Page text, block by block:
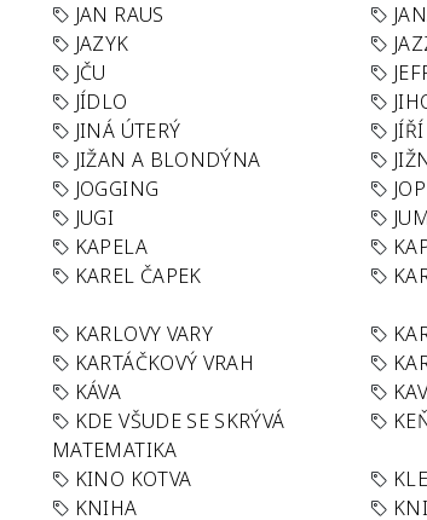
JAN RAUS
JAZYK
JČU
JÍDLO
JINÁ ÚTERÝ
JIŽAN A BLONDÝNA
JOGGING
JUGI
KAPELA
KAREL ČAPEK
KARLOVY VARY
KARTÁČKOVÝ VRAH
KÁVA
KDE VŠUDE SE SKRÝVÁ
MATEMATIKA
KINO KOTVA
KNIHA